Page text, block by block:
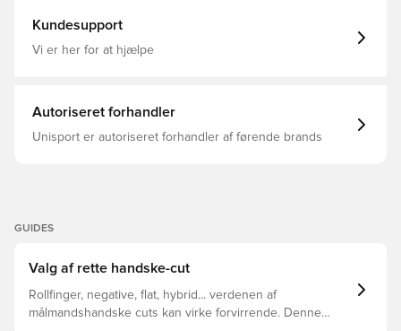
Kundesupport
Vi er her for at hjælpe
Autoriseret forhandler
Unisport er autoriseret forhandler af førende brands
GUIDES
Valg af rette handske-cut
Rollfinger, negative, flat, hybrid... verdenen af
målmandshandske cuts kan virke forvirrende. Denne